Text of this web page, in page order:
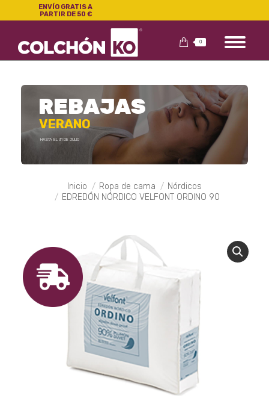
ENVÍO GRATIS A
PARTIR DE 50 €
0
VERANO
HASTA EL 31 DE JULIO
REBAJAS
Inicio Ropa de cama
Nórdicos
EDREDÓN NÓRDICO VELFONT ORDINO 90